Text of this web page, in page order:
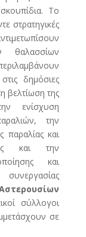
Το
στρατηγικές
θαλασσίων
δημόσιες
βελτίωση της
ενίσχυση
την
παραλίας και
και την
και
σύλλογοι
σε